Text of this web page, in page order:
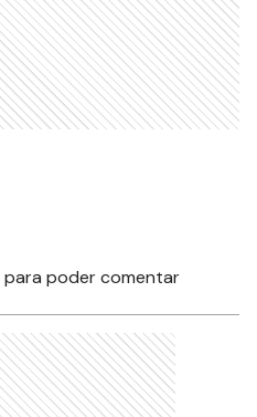
para poder comentar